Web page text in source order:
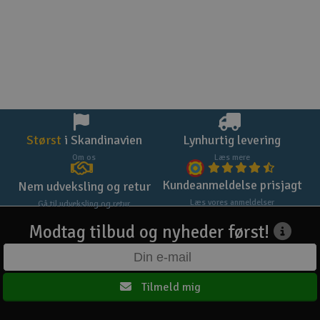
Størst i Skandinavien
Om os
Lynhurtig levering
Læs mere
Nem udveksling og retur
Gå til udveksling og retur
Kundeanmeldelse prisjagt
Læs vores anmeldelser
Modtag tilbud og nyheder først!
Tilmeld mig